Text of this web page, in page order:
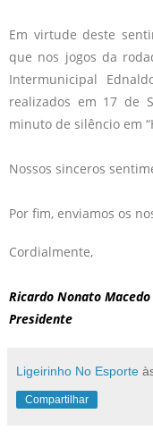
Em virtude deste
que nos jogos da
Intermunicipal
realizados em 17 de
minuto de silêncio em
Nossos sinceros
Por fim, enviamos os
Cordialmente,
Ricardo Nonato
Presidente
Ligeirinho No Esporte
Compartilhar